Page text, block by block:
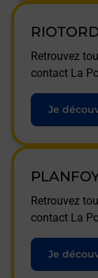
Retrouvez
contact La
Je
Retrouvez
contact La
Je